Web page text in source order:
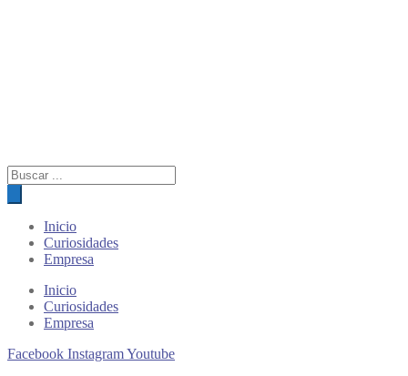
Búsqueda
de
productos
Inicio
Curiosidades
Empresa
Inicio
Curiosidades
Empresa
Facebook InstagramYoutube